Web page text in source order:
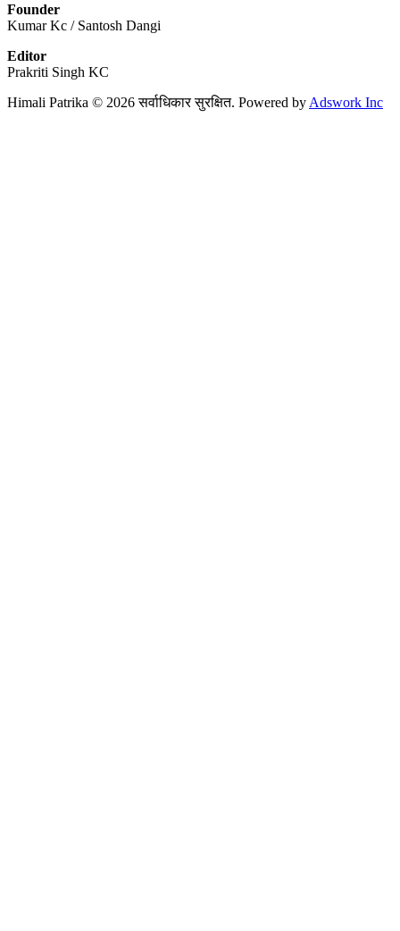
Founder
Kumar Kc / Santosh Dangi
Editor
Prakriti Singh KC
Himali Patrika © 2026 सर्वाधिकार सुरक्षित. Powered by Adswork Inc